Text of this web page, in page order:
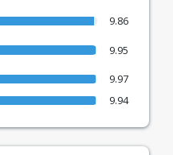
9.86
9.95
9.97
9.94